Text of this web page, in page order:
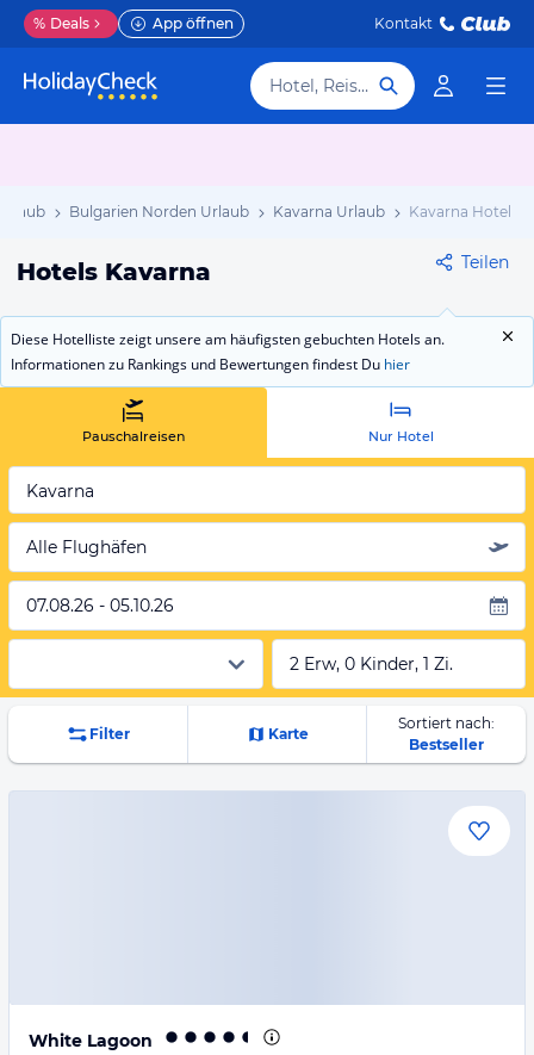
% Deals App öffnen Kontakt
Hotel, Reiseziel
Bulgarien Norden Urlaub Kavarna Urlaub Kavarna Hotels
Hotels Kavarna Teilen
Diese Hotelliste zeigt unsere am häufigsten gebuchten Hotels an.
Informationen zu Rankings und Bewertungen findest Du hier
Pauschalreisen Nur Hotel
Kavarna
Alle Flughäfen
07.08.26 - 05.10.26
2 Erw, 0 Kinder, 1 Zi.
Filter Karte
Sortiert nach:
Bestseller
White Lagoon